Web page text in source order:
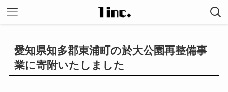
愛知県知多郡東浦町の於大公園再整備事
業に寄附いたしました